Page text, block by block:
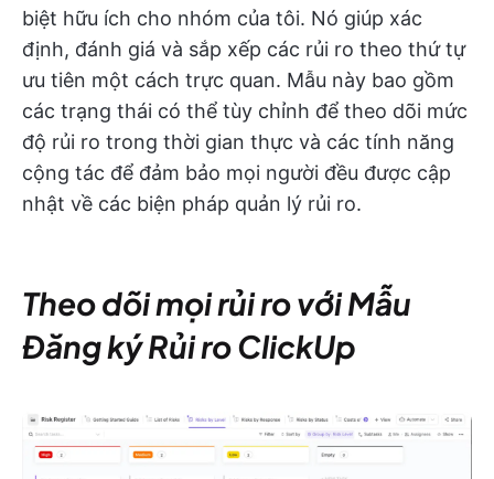
biệt hữu ích cho nhóm của tôi. Nó giúp xác
định, đánh giá và sắp xếp các rủi ro theo thứ tự
ưu tiên một cách trực quan. Mẫu này bao gồm
các trạng thái có thể tùy chỉnh để theo dõi mức
độ rủi ro trong thời gian thực và các tính năng
cộng tác để đảm bảo mọi người đều được cập
nhật về các biện pháp quản lý rủi ro.
Theo dõi mọi rủi ro với Mẫu
Đăng ký Rủi ro ClickUp